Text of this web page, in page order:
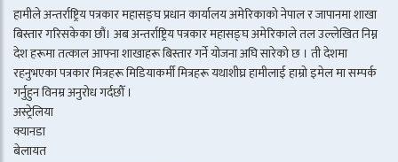
हामीले अन्तर्राष्ट्रिय पत्रकार महासङ्घ प्रधान कार्यालय अमेरिकाको नेपाल र जापानमा शाखा
बिस्तार गरिसकेका छौं। अब अन्तर्राष्ट्रिय पत्रकार महासङ्घ अमेरिकाले तल उल्लेखित निम्न
देश हरूमा तत्काल आफ्ना शाखाहरू बिस्तार गर्ने योजना अघि सारेको छ । ती देशमा
रहनुभएका पत्रकार मित्रहरू मिडियाकर्मी मित्रहरू यथाशीघ्र हामीलाई हाम्रो इमेल मा सम्पर्क
गर्नुहुन विनम्र अनुरोध गर्दछौँ ।
अस्ट्रेलिया
क्यानडा
बेलायत